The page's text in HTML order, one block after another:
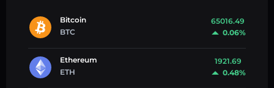
Bitcoin
BTC
65016.49
0.06%
Ethereum
ETH
1921.69
0.48%